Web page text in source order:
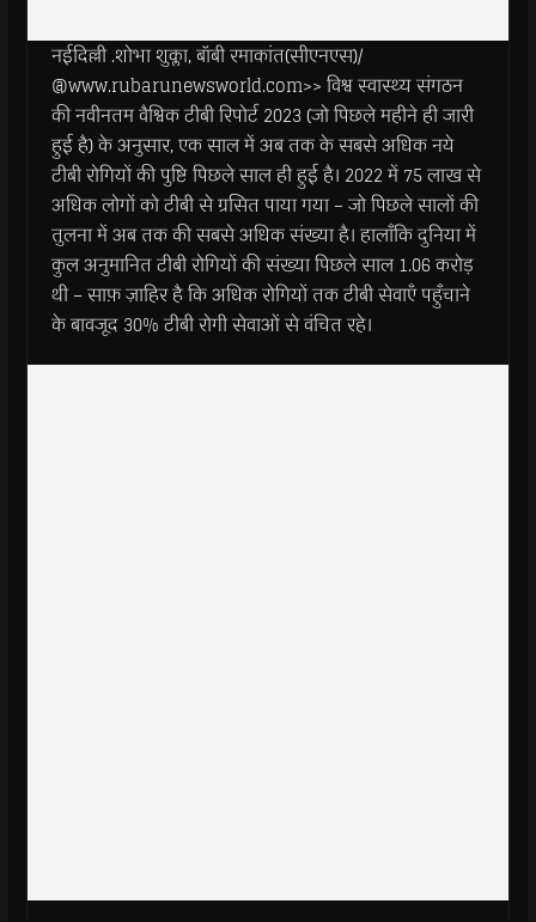
नईदिल्ली .शोभा शुक्ला, बॉबी रमाकांत(सीएनएस)/
@www.rubarunewsworld.com>> विश्व स्वास्थ्य संगठन
की नवीनतम वैश्विक टीबी रिपोर्ट 2023 (जो पिछले महीने ही जारी
हुई है) के अनुसार, एक साल में अब तक के सबसे अधिक नये
टीबी रोगियों की पुष्टि पिछले साल ही हुई है। 2022 में 75 लाख से
अधिक लोगों को टीबी से ग्रसित पाया गया – जो पिछले सालों की
तुलना में अब तक की सबसे अधिक संख्या है। हालाँकि दुनिया में
कुल अनुमानित टीबी रोगियों की संख्या पिछले साल 1.06 करोड़
थी – साफ़ ज़ाहिर है कि अधिक रोगियों तक टीबी सेवाएँ पहुँचाने
के बावजूद 30% टीबी रोगी सेवाओं से वंचित रहे।